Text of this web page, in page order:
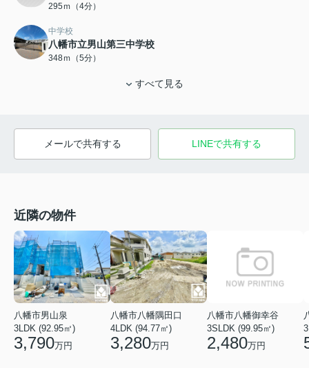
295ｍ（4分）
中学校
八幡市立男山第三中学校
348ｍ（5分）
すべて見る
メールで共有する LINEで共有する
近隣の物件
八幡市男山泉
3LDK (92.95㎡)
3,790万円
八幡市八幡隅田口
4LDK (94.77㎡)
3,280万円
八幡市八幡御幸谷
3SLDK (99.95㎡)
2,480万円